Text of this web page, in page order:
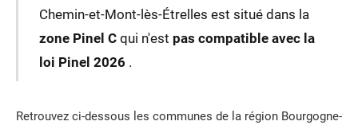
Chemin-et-Mont-lès-Étrelles est situé dans la
zone Pinel Cqui n'est pas compatible avec la
loi Pinel 2026 .
Retrouvez ci-dessous les communes de la région Bourgogne-